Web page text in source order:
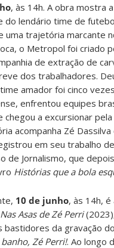
, às 14h. A obra mostra a
do lendário time de
uma trajetória marcante
o Metropol foi criado
de extração de
dos trabalhadores.
amador foi cinco vezes
enfrentou equipes
chegou a excursionar pela
acompanha Zé
em seu trabalho de
de Jornalismo, que
Histórias que a bola
10 de junho, às 14h, é
Nas Asas de Zé Perri
bastidores da gravação
Zé Perri!. Ao longo